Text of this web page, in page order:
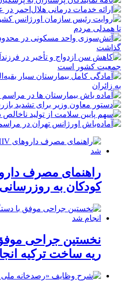
کودکان به
نخستین جراحی
ریه ساخت ترکیه